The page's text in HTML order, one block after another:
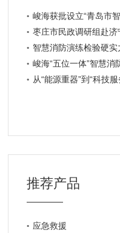
峻海获批设立“青岛市
枣庄市民政调研组赴
智慧消防演练检验硬
峻海“五位一体”智慧
从“能源重器”到“科技
推荐产品
应急救援